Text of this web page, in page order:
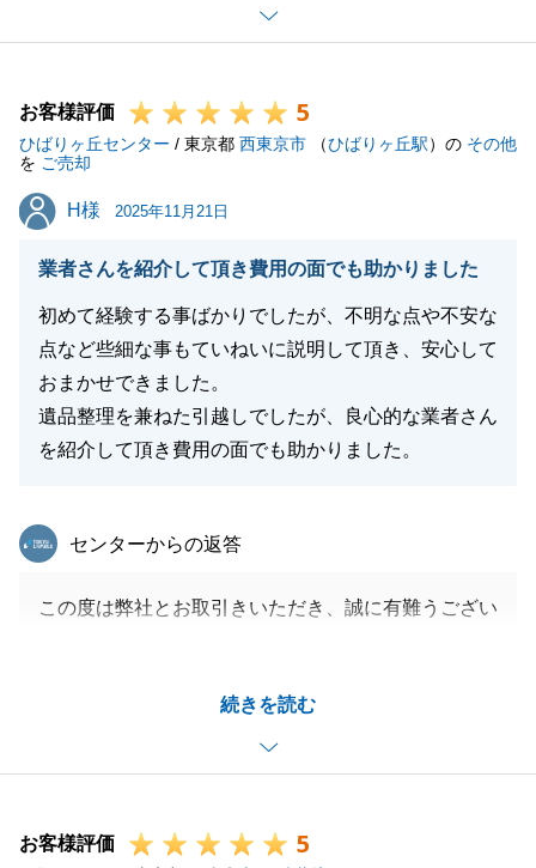
今後もなにかご相談ございましたら、お気軽に申しつ
今後ともよろしくお願い申し上げます。
お客様評価 5
ひばりヶ丘センター / 東京都 西東京市 （ひばりヶ丘駅）の その他
を ご売却
H様
H様 2025年11月21日
業者さんを紹介して頂き費用の面でも助かりました
初めて経験する事ばかりでしたが、不明な点や不安な
点など些細な事もていねいに説明して頂き、安心して
おまかせできました。
遺品整理を兼ねた引越しでしたが、良心的な業者さん
を紹介して頂き費用の面でも助かりました。
続きを読む
東急リバブル
センターからの返答
この度は弊社とお取引きいただき、誠に有難うござい
ますが、無事取引が完了し、私も嬉しく思っておりま
また何か機会がございましたらお気軽にご相談くださ
今後とも何卒よろしくお願いいたします。
お客様評価 5